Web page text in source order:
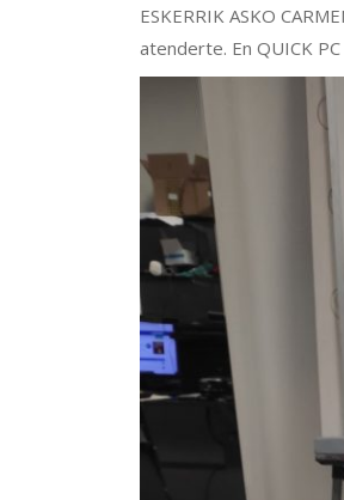
ESKERRIK ASKO
atenderte. En QUICK